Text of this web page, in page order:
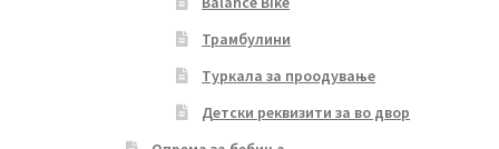
Трамбулини
Туркала за проодување
Детски реквизити за во двор